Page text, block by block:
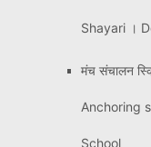
Shayari ।
मंच संचालन
Anchoring
School